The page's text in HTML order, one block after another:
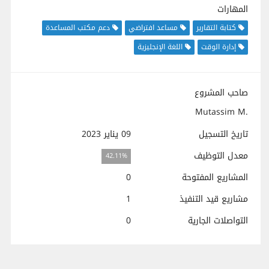
المهارات
كتابة التقارير مساعد افتراضي
دعم مكتب المساعدة
إدارة الوقت
اللغة الإنجليزية
صاحب المشروع
Mutassim M.
تاريخ التسجيل
09 يناير 2023
معدل التوظيف
42.11%
المشاريع المفتوحة
0
مشاريع قيد التنفيذ
1
التواصلات الجارية
0